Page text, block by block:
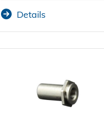
Details